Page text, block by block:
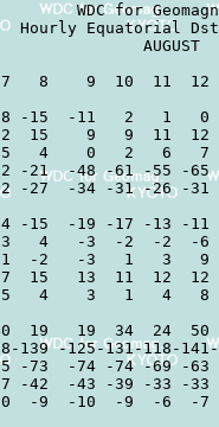
WDC for
Hourly Equatorial
AUGUST
8    9  10  11
-15  -11   2   1   0
15    9   9  11
4    0   2   6   7
-48 -61 -55 -65 -
-27  -34 -31 -26 -
-15  -19 -17 -
4   -3  -2  -2  -6
2   -3   1   3   9
15   13  11  12
4    3   1   4   8
19   19  34  24
-125-131-118-141-
-73  -74 -74 -69 -
-42  -43 -39 -33 -
-9  -10  -9  -6